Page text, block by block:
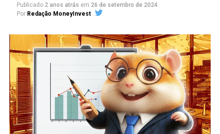
Publicado 2 anos atrás em 26 de setembro de 2024
Por Redação MoneyInvest